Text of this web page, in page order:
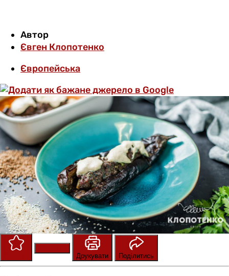
Автор
Євген Клопотенко
Європейська
Друкувати
Поділитись